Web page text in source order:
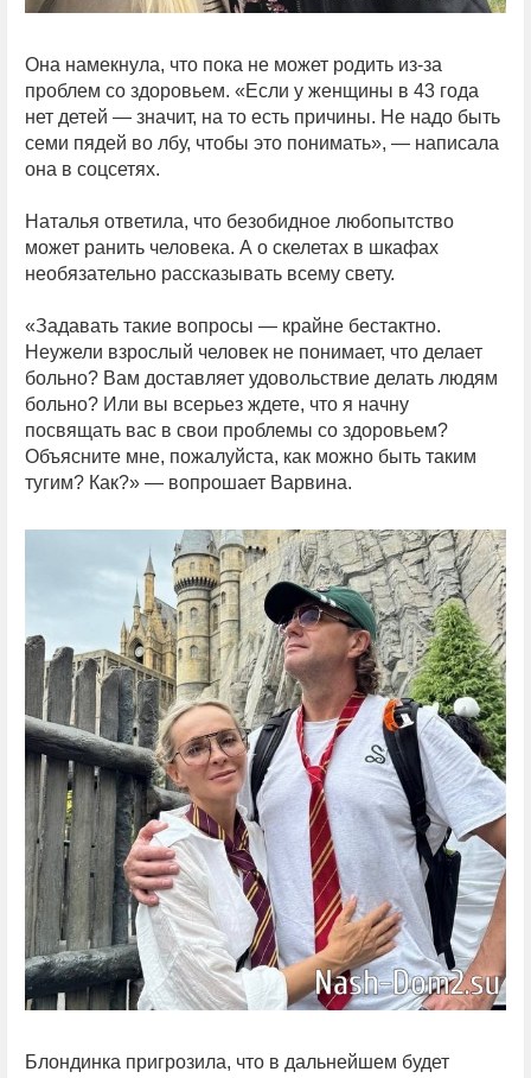
Она намекнула, что пока не может родить из-за
проблем со здоровьем. «Если у женщины в 43 года
нет детей — значит, на то есть причины. Не надо быть
семи пядей во лбу, чтобы это понимать», — написала
она в соцсетях.
Наталья ответила, что безобидное любопытство
может ранить человека. А о скелетах в шкафах
необязательно рассказывать всему свету.
«Задавать такие вопросы — крайне бестактно.
Неужели взрослый человек не понимает, что делает
больно? Вам доставляет удовольствие делать людям
больно? Или вы всерьез ждете, что я начну
посвящать вас в свои проблемы со здоровьем?
Объясните мне, пожалуйста, как можно быть таким
тугим? Как?» — вопрошает Варвина.
Блондинка пригрозила, что в дальнейшем будет